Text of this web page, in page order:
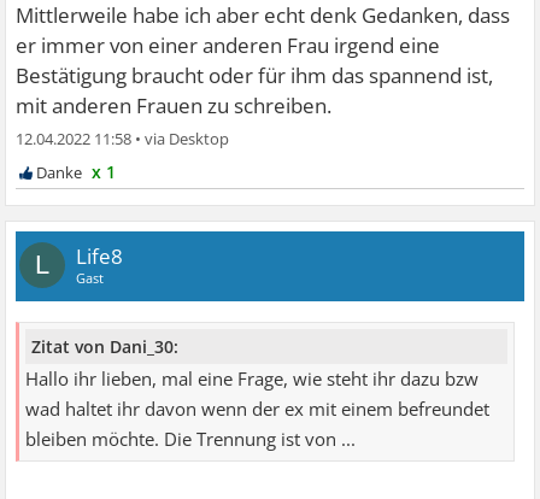
Mittlerweile habe ich aber echt denk Gedanken, dass
er immer von einer anderen Frau irgend eine
Bestätigung braucht oder für ihm das spannend ist,
mit anderen Frauen zu schreiben.
12.04.2022 11:58 •
x 1
L Life8
Gast
Zitat von Dani_30:
Hallo ihr lieben, mal eine Frage, wie steht ihr dazu bzw
wad haltet ihr davon wenn der ex mit einem befreundet
bleiben möchte. Die Trennung ist von ...